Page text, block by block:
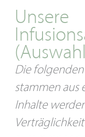
Unsere
Die
stammen aus
Inhalte